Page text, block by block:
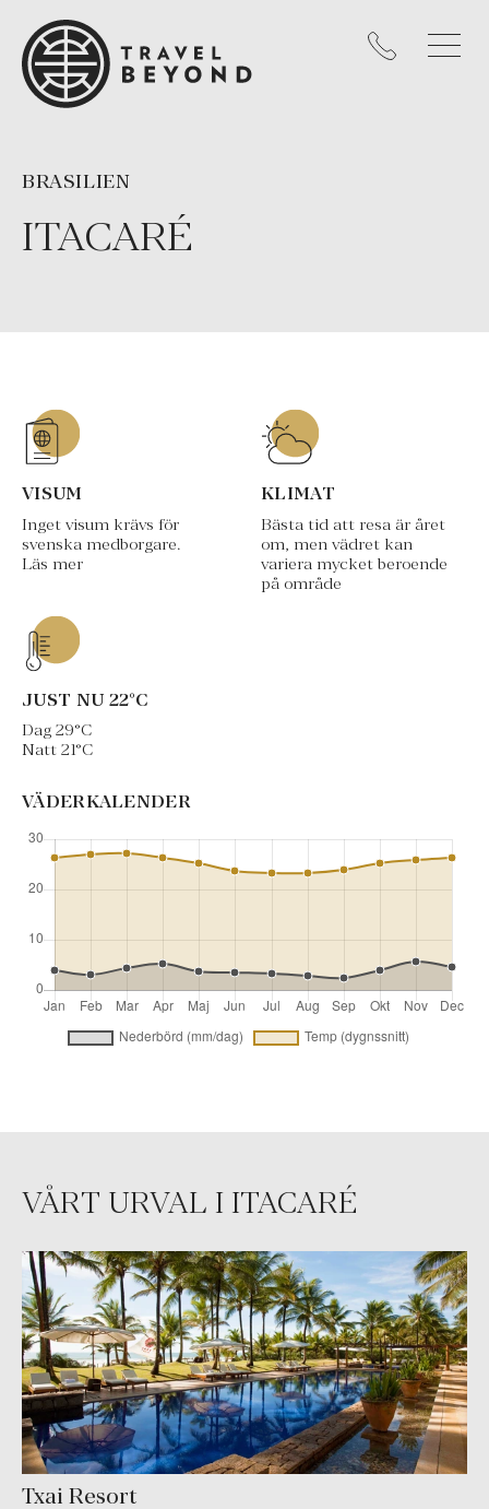
ITACARÉ
BRASILIEN
VISUM
Inget visum krävs för
svenska medborgare.
Läs mer
KLIMAT
Bästa tid att resa är året
om, men vädret kan
variera mycket beroende
på område
JUST NU 22°C
Dag 29°C
Natt 21°C
VÄDERKALENDER
VÅRT URVAL I ITACARÉ
Txai Resort